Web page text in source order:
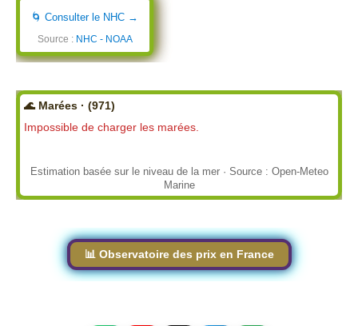
🌀 Consulter le NHC →
Source : NHC - NOAA
🌊 Marées · (971)
Impossible de charger les marées.
Estimation basée sur le niveau de la mer · Source : Open-Meteo
Marine
📊 Observatoire des prix en France